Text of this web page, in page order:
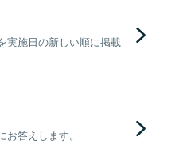
実施日の新しい順に掲載
答えします。